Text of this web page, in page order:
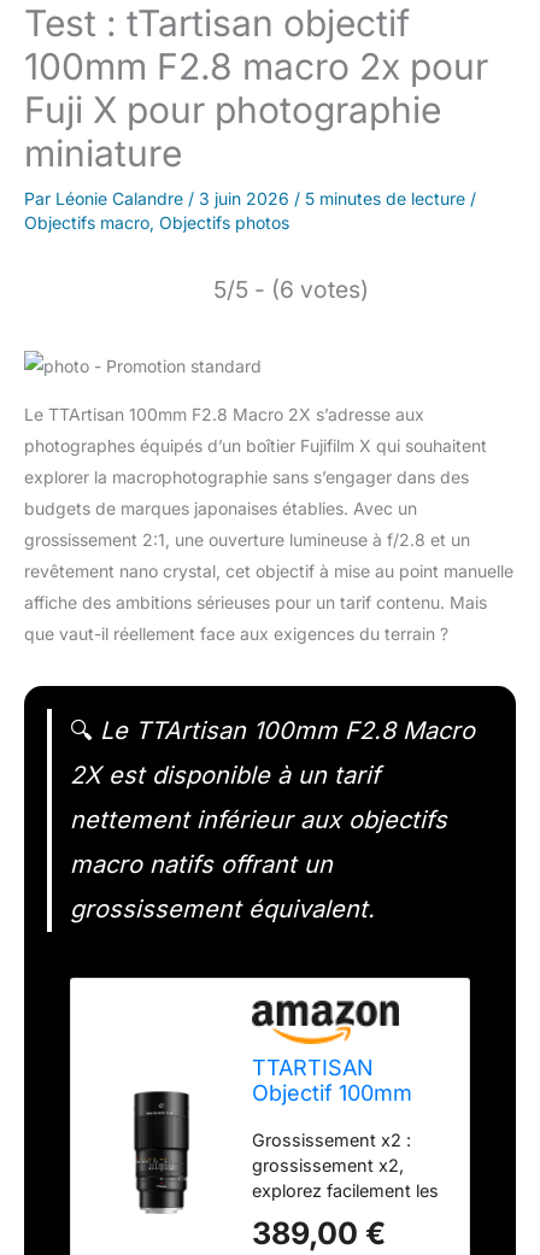
Test : tTartisan objectif
100mm F2.8 macro 2x pour
Fuji X pour photographie
miniature
Par Léonie Calandre / 3 juin 2026 / 5 minutes de lecture /
Objectifs macro, Objectifs photos
5/5 - (6 votes)
Le TTArtisan 100mm F2.8 Macro 2X s’adresse aux
photographes équipés d’un boîtier Fujifilm X qui souhaitent
explorer la macrophotographie sans s’engager dans des
budgets de marques japonaises établies. Avec un
grossissement 2:1, une ouverture lumineuse à f/2.8 et un
revêtement nano crystal, cet objectif à mise au point manuelle
affiche des ambitions sérieuses pour un tarif contenu. Mais
que vaut-il réellement face aux exigences du terrain ?
🔍 Le TTArtisan 100mm F2.8 Macro
2X est disponible à un tarif
nettement inférieur aux objectifs
macro natifs offrant un
grossissement équivalent.
TTARTISAN
Objectif 100mm
pour Fuji X
Monture Objectif à
Mise au Point
Manuelle pour la
Photographie
Grossissement x2 :
grossissement x2,
explorez facilement les
macro. Haute
389,00 €